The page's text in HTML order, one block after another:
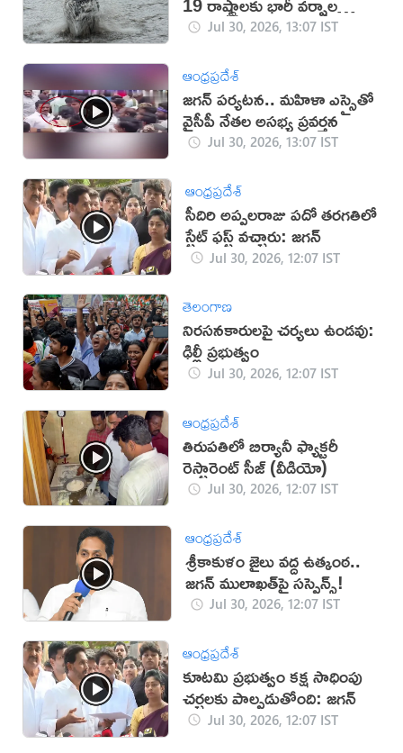
హెచ్చరికJul 30, 2026, 13:07 IST
ఆంధ్రప్రదేశ్
జగన్‌ పర్యటన.. మహిళా ఎస్సైతో
వైసీపీ నేతల అసభ్య ప్రవర్తన
Jul 30, 2026, 13:07 IST
ఆంధ్రప్రదేశ్
సీదిరి అప్పలరాజు పదో తరగతిలో
స్టేట్ ఫస్ట్ వచ్చారు: జగన్
Jul 30, 2026, 12:07 IST
తెలంగాణ
నిరసనకారులపై చర్యలు ఉండవు:
ఢిల్లీ ప్రభుత్వం
Jul 30, 2026, 12:07 IST
ఆంధ్రప్రదేశ్
తిరుపతిలో బిర్యానీ ఫ్యాక్ట‌రీ
రెస్టారెంట్ సీజ్‌ (వీడియో)
Jul 30, 2026, 12:07 IST
ఆంధ్రప్రదేశ్
శ్రీకాకుళం జైలు వద్ద ఉత్కంఠ..
జగన్ ములాఖత్‌పై సస్పెన్స్!
Jul 30, 2026, 12:07 IST
ఆంధ్రప్రదేశ్
కూటమి ప్రభుత్వం కక్ష సాధింపు
చర్చలకు పాల్పడుతోంది: జగన్
Jul 30, 2026, 12:07 IST